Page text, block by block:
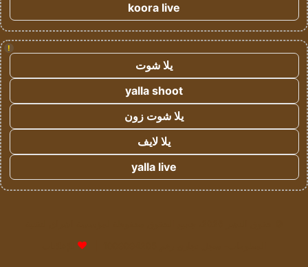
koora live
!
يلا شوت
yalla shoot
يلا شوت زون
يلا لايف
yalla live